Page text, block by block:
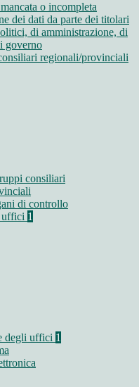
o incompleta
dei dati da parte dei titolari
di amministrazione, di
governo
regionali/provinciali
consiliari
di controllo
uffici 1
degli uffici 1